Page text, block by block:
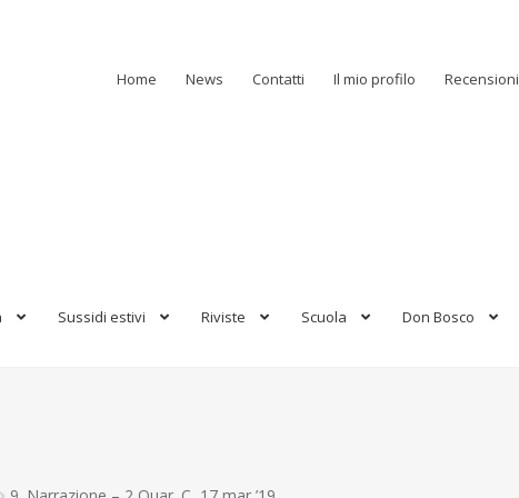
Home News Contatti Il mio profilo Recensioni
Sussidi estivi Riviste Scuola Don Bosco